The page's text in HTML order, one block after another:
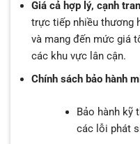
Giá cả hợp lý, cạnh
trực tiếp nhiều thương
và mang đến mức giá
các khu vực lân cận.
Chính sách bảo hành
Bảo hành kỹ
các lỗi phát